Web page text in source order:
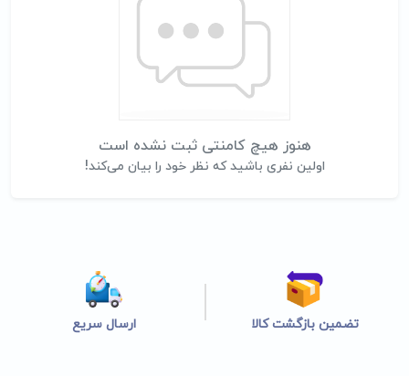
هنوز هیچ کامنتی ثبت نشده است
اولین نفری باشید که نظر خود را بیان می‌کند!
تضمین بازگشت کالا ارسال سریع